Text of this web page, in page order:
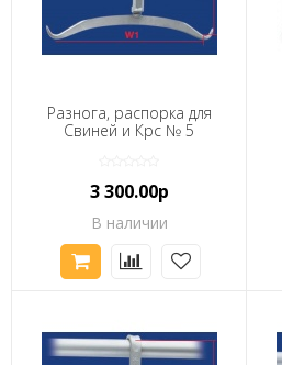
Разнога, распорка для
Свиней и Крс № 5
3 300.00р
В наличии